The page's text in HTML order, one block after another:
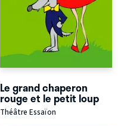
Le grand chaperon
rouge et le petit loup
Théâtre Essaïon